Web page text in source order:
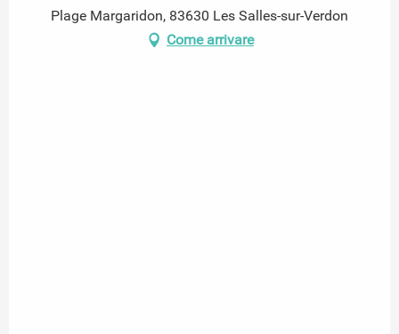
Plage Margaridon, 83630 Les Salles-sur-Verdon
Come arrivare